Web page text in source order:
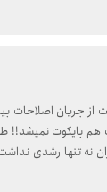
جریان اصلاحات
بایکوت نمیشد!!
نه تنها رشدی